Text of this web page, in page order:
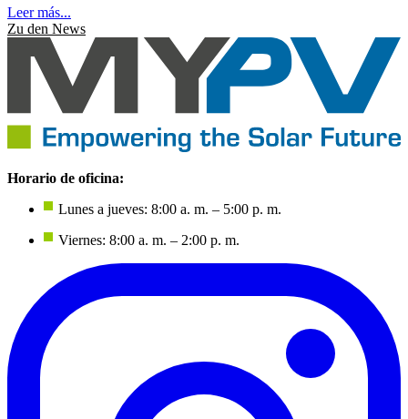
Leer más...
Zu den News
Horario de oficina:
Lunes a jueves: 8:00 a. m. – 5:00 p. m.
Viernes: 8:00 a. m. – 2:00 p. m.